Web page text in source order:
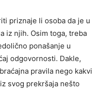
priznaje li osoba da je u
iz njih. Osim toga, treba
ponašanje u
odgovornosti. Dakle,
pravila nego kakvi
svog prekršaja nešto